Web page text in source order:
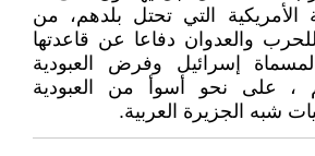
الأمريكية التي تحتل بلدهم، من
والعدوان دفاعا عن قاعدتها
إسرائيل وفرض العبودية
، على نحو أسوأ من العبودية
شبه الجزيرة العربية.